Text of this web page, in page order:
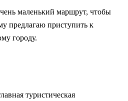
маленький маршрут, чтобы
предлагаю приступить к
городу.
туристическая